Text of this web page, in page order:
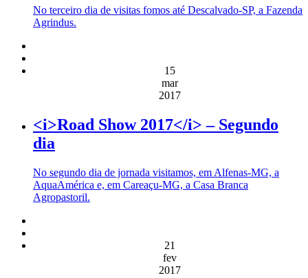
No terceiro dia de visitas fomos até Descalvado-SP, a Fazenda
Agrindus.
15
mar
2017
<i>Road Show 2017</i> – Segundo
dia
No segundo dia de jornada visitamos, em Alfenas-MG, a
AquaAmérica e, em Careaçu-MG, a Casa Branca
Agropastoril.
21
fev
2017